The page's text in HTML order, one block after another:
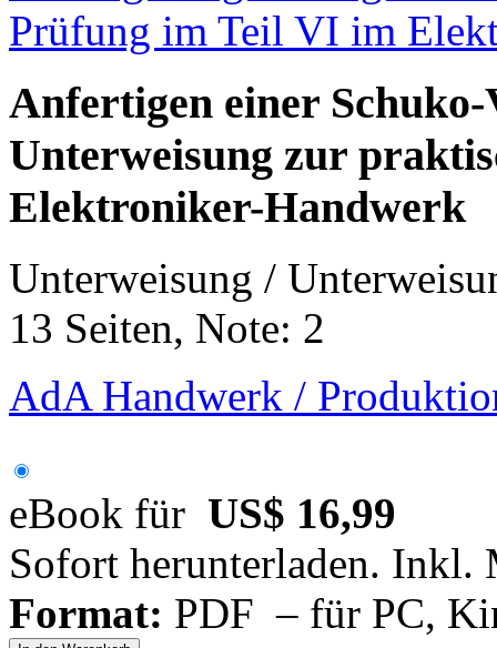
Anfertigen einer
Unterweisung zur
Elektroniker-Handwerk
Unterweisung /
13 Seiten, Note: 2
AdA Handwerk /
eBook für US$ 16,99
Sofort herunterladen. Inkl.
Format: PDF – für PC,